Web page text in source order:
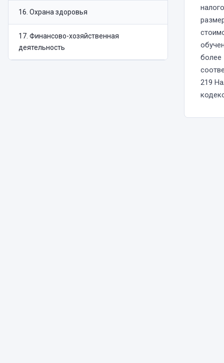
16 Охрана здоровья
17 Финансово-хозяйственная
деятельность
более
219